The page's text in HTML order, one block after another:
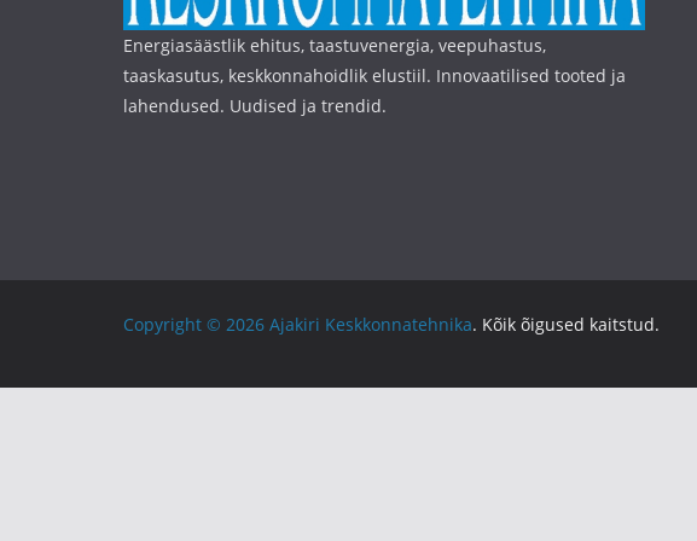
Energiasäästlik ehitus, taastuvenergia, veepuhastus,
taaskasutus, keskkonnahoidlik elustiil. Innovaatilised tooted ja
lahendused. Uudised ja trendid.
Copyright © 2026 Ajakiri Keskkonnatehnika. Kõik õigused kaitstud.